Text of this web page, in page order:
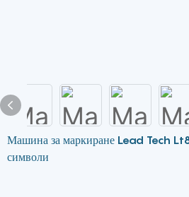
Машина за маркиране Lead Tech
символи